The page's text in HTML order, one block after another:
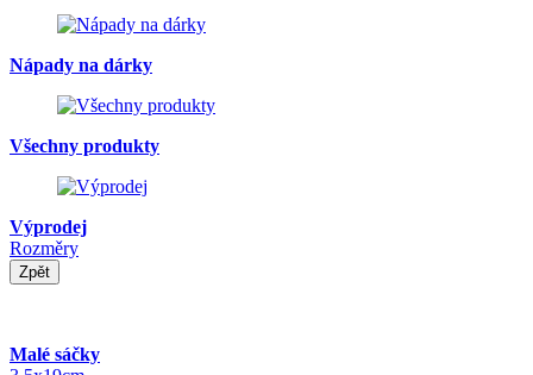
Nápady na dárky
Všechny produkty
Výprodej
Rozměry
Zpět
Malé sáčky